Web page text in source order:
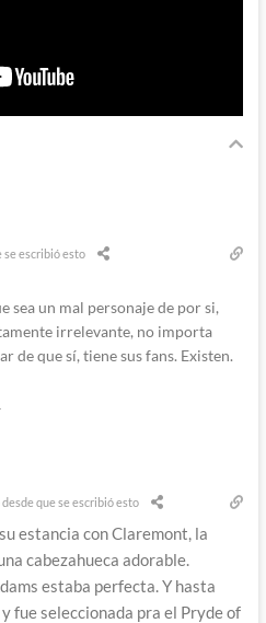
se escribió esto
sea un mal personaje de por si,
irrelevante, no importa
de que sí, tiene sus fans. Existen.
que se escribió esto
estancia con Claremont, la
cabezahueca adorable.
estaba perfecta. Y hasta
fue seleccionada pra el Pryde of